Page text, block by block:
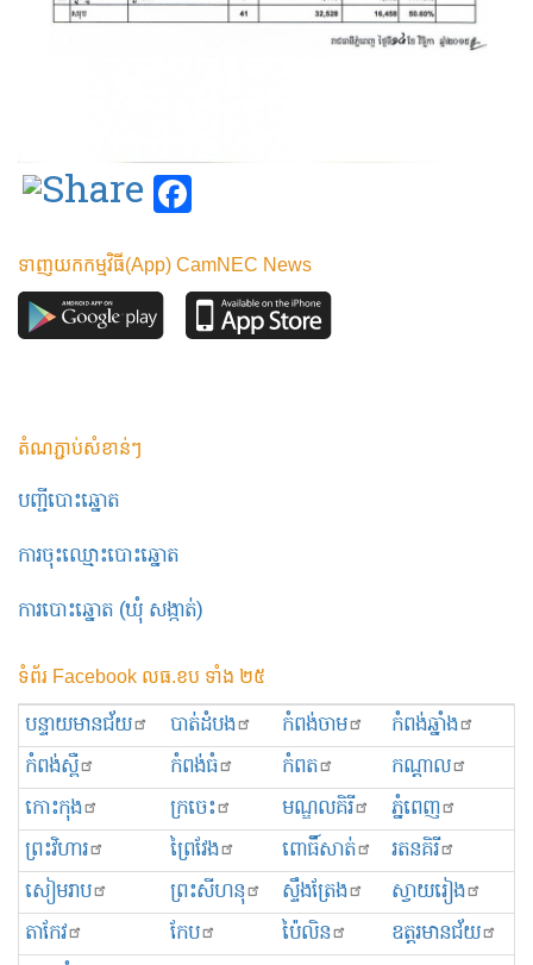
ទាញយកកម្មវិធី(App) CamNEC News
តំណភ្ជាប់សំខាន់ៗ
បញ្ជីបោះឆ្នោត
ការចុះឈ្មោះបោះឆ្នោត
ការបោះឆ្នោត (ឃុំ សង្កាត់)
ទំព័រ Facebook លធ.ខប ទាំង ២៥
បន្ទាយមានជ័យ បាត់ដំបង កំពង់ចាម
កំពង់ឆ្នាំង
កំពង់ស្ពឺ
កំពង់ធំ កំពត
កណ្ដាល
កោះកុង
ក្រចេះ មណ្ឌលគិរី
ភ្នំពេញ
ព្រះ​វិហារ
ព្រៃវែង ពោធិ៍សាត់
រតនគិរី
សៀមរាប
ព្រះសីហនុ ស្ទឹងត្រែង
ស្វាយរៀង
តាកែវ
កែប ប៉ៃលិន
ឧត្ដរមានជ័យ